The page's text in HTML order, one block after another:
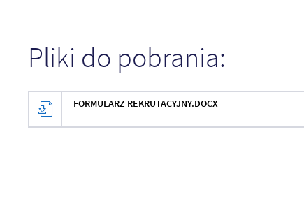
Pliki do pobrania:
FORMULARZ REKRUTACYJNY.DOCX